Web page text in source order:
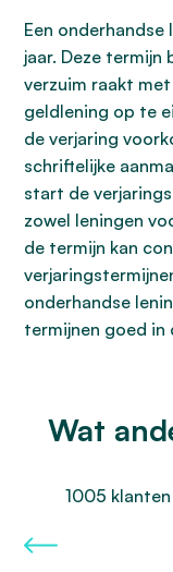
Een
jaar. Deze
verzuim raakt
geldlening op te
de verjaring
schriftelijke
start de
zowel leningen
de termijn kan
onderhandse
termijnen goed in
Wat
1005